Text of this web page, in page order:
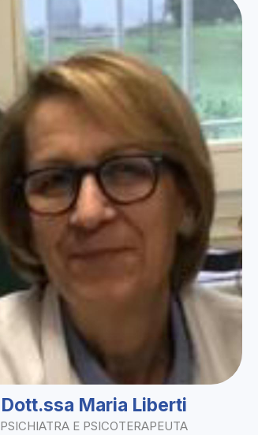
Dott.ssa Maria Liberti
PSICHIATRA E PSICOTERAPEUTA